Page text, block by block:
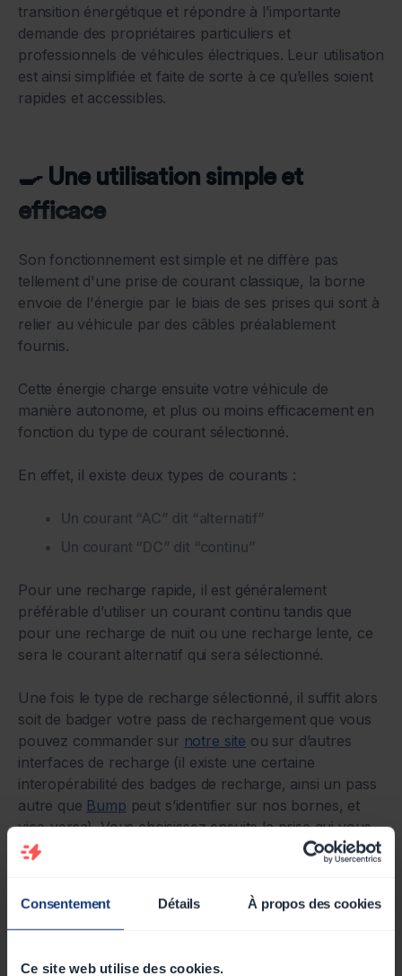
Consentement Détails À propos des cookies
Ce site web utilise des cookies.
transition énergétique et répondre à l’importante
demande des propriétaires particuliers et
professionnels de véhicules électriques. Leur utilisation
est ainsi simplifiée et faite de sorte à ce qu’elles soient
rapides et accessibles.
🍳 Une utilisation simple et
efficace
Son fonctionnement est simple et ne diffère pas
tellement d'une prise de courant classique, la borne
envoie de l'énergie par le biais de ses prises qui sont à
relier au véhicule par des câbles préalablement
fournis.
Cette énergie charge ensuite votre véhicule de
manière autonome, et plus ou moins efficacement en
fonction du type de courant sélectionné.
En effet, il existe deux types de courants :
Un courant “AC” dit “alternatif”
Un courant “DC” dit “continu”
Pour une recharge rapide, il est généralement
préférable d’utiliser un courant continu tandis que
pour une recharge de nuit ou une recharge lente, ce
sera le courant alternatif qui sera sélectionné.
Une fois le type de recharge sélectionné, il suffit alors
soit de badger votre pass de rechargement que vous
pouvez commander sur notre site ou sur d’autres
interfaces de recharge (il existe une certaine
interopérabilité des badges de recharge, ainsi un pass
autre que Bump peut s’identifier sur nos bornes, et
vice-versa). Vous choisissez ensuite la prise qui vous
convient en fonction du modèle de votre voiture, et
Il n’y a plus qu’à attendre que votre objectif de
recharge soit complété pour arrêter la charge et